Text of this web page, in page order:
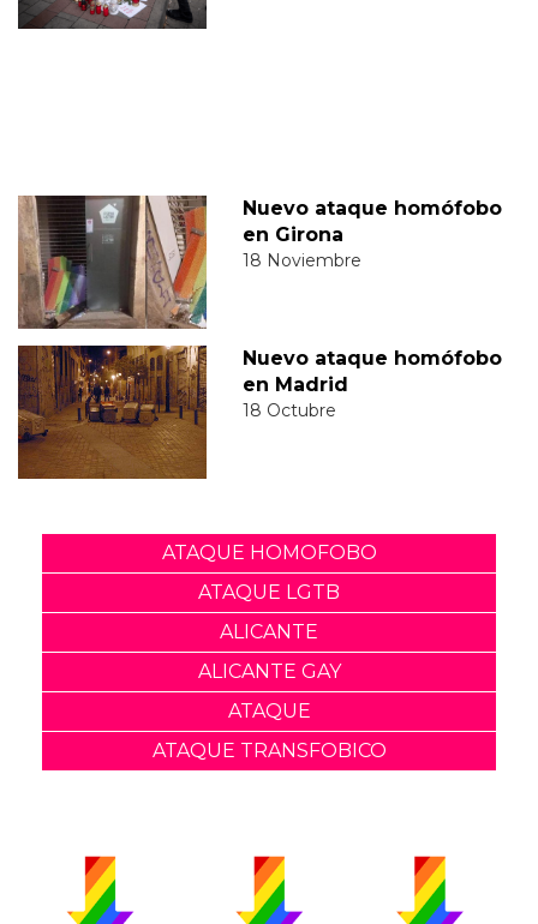
Nuevo ataque homófobo
en Girona
18 Noviembre
Nuevo ataque homófobo
en Madrid
18 Octubre
ATAQUE HOMOFOBO
ATAQUE LGTB
ALICANTE
ALICANTE GAY
ATAQUE
ATAQUE TRANSFOBICO